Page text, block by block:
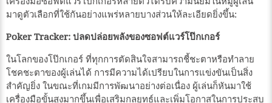
มาดูตัวเลือกที่ใช้กันอย่างแพร่หลายบางส่วนให้ละเอียดยิ่งขึ้น:
Poker Tracker: ปลดปล่อยพลังของซอฟต์แวร์โป๊กเกอร์
ในโลกของโป๊กเกอร์ ที่ทุกการตัดสินใจสามารถชี้ชะตาหรือทำลาย
โชคชะตาของผู้เล่นได้ การมีความได้เปรียบในการแข่งขันเป็นสิ่ง
สำคัญยิ่ง ในขณะที่เกมมีการพัฒนาอย่างต่อเนื่อง ผู้เล่นก็หันมาใช้
เครื่องมือขั้นสูงมากขึ้นเพื่อเสริมกลยุทธ์และเพิ่มโอกาสในการประสบ